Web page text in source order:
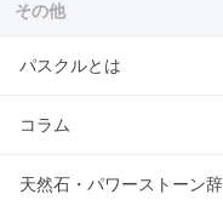
その他
パスクルとは
コラム
天然石・パワーストーン